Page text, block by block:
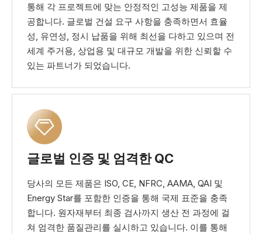
통해 각 프로젝트에 맞는 안정적인 고성능 제품을 제
공합니다. 글로벌 건설 요구 사항을 충족하면서 효율
성, 유연성, 정시 납품을 위해 최선을 다하고 있으며 전
세계 주거용, 상업용 및 대규모 개발을 위한 신뢰할 수
있는 파트너가 되었습니다.
글로벌 인증 및 엄격한 QC
당사의 모든 제품은 ISO, CE, NFRC, AAMA, QAI 및
Energy Star를 포함한 인증을 통해 국제 표준을 충족
합니다. 원자재부터 최종 검사까지 생산 전 과정에 걸
쳐 엄격한 품질관리를 실시하고 있습니다. 이를 통해